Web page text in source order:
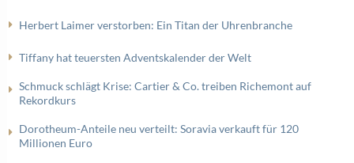
Herbert Laimer verstorben: Ein Titan der Uhrenbranche
Tiffany hat teuersten Adventskalender der Welt
Schmuck schlägt Krise: Cartier & Co. treiben Richemont auf
Rekordkurs
Dorotheum-Anteile neu verteilt: Soravia verkauft für 120
Millionen Euro